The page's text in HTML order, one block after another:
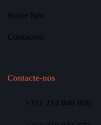
Sobre Nós
Contactos
Contacte-nos
+351 214 046 850